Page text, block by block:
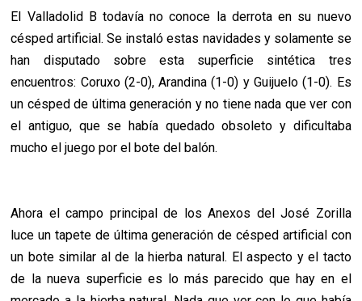
El Valladolid B todavía no conoce la derrota en su nuevo
césped artificial. Se instaló estas navidades y solamente se
han disputado sobre esta superficie sintética tres
encuentros: Coruxo (2-0), Arandina (1-0) y Guijuelo (1-0). Es
un césped de última generación y no tiene nada que ver con
el antiguo, que se había quedado obsoleto y dificultaba
mucho el juego por el bote del balón.
Ahora el campo principal de los Anexos del José Zorilla
luce un tapete de última generación de césped artificial con
un bote similar al de la hierba natural. El aspecto y el tacto
de la nueva superficie es lo más parecido que hay en el